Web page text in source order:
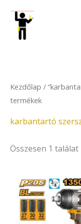
content
Kezdőlap /
termékek
karbantartó
Összesen 1 találat